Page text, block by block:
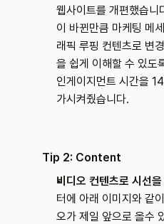
웹사이트를 개편했습니
이 바뀐만큼 마케팅 메
래픽 루핑 컨텐츠로 변
을 쉽게 이해할 수 있도
인게이지먼트 시간을
가시켜줬습니다.
Tip 2: Content
비디오 컨텐츠로 시선
터에 아래 이미지와 같
오가 제일 앞으로 올수